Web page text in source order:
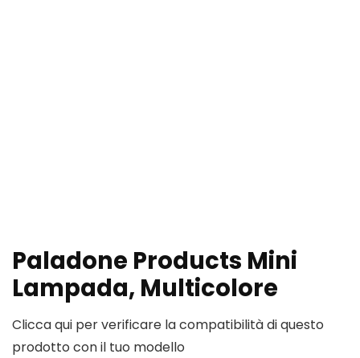
Paladone Products Mini
Lampada, Multicolore
Clicca qui per verificare la compatibilità di questo
prodotto con il tuo modello